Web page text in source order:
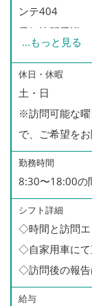
ンテ404
愛知訪問看護ス
今回募集のエ
訪問担当エリア
その他のエリア
是非ご相談く
...もっと見る
休日・休暇
土・日
※訪問可能な
で、ご希望を
勤務時間
8:30〜18:00の
シフト詳細
◇時間と訪問エ
◇自家用車にて
◇訪問後の報告
給与